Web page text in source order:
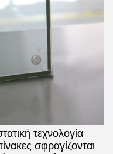
τεχνολογία
σφραγίζονται